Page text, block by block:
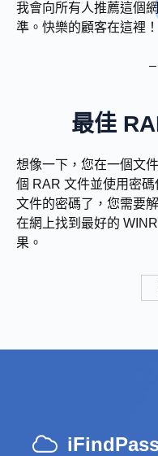
我會向所有人推薦這個
準。快樂的顧客在這裡！
最佳
想像一下，您在一個文
個 RAR 文件並使用密
文件的密碼了，您需要
在網上找到最好的
果。